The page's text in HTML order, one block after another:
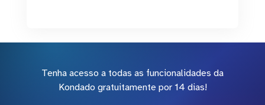
Tenha acesso a todas as funcionalidades da
Kondado gratuitamente por 14 dias!